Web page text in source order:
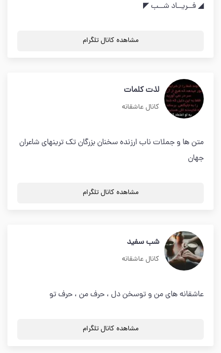
◢ فــریــاد شــب ◤
مشاهده کانال تلگرام
لذت کلمات
کانال عاشقانه
متن ها و جملات ناب ارزنده سخنان بزرگان تک ترینهای شاعران
جهان
مشاهده کانال تلگرام
شب سفید
کانال عاشقانه
عاشقانه های من و توسخن دل ، حرف من ، حرف تو
مشاهده کانال تلگرام